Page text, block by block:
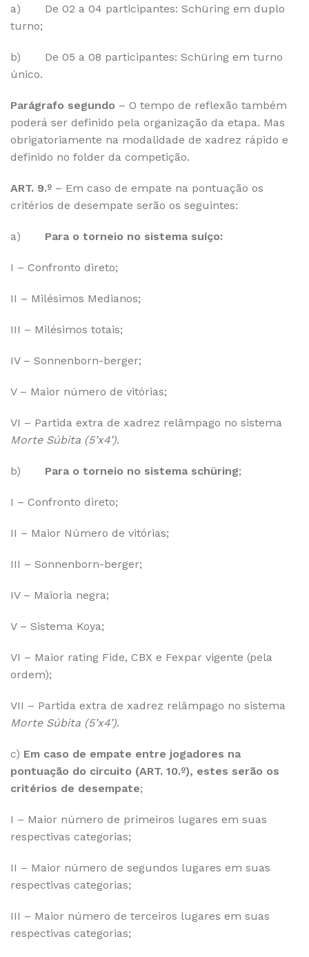
a) De 02 a 04 participantes: Schüring em duplo
turno;
b) De 05 a 08 participantes: Schüring em turno
único.
Parágrafo segundo – O tempo de reflexão também
poderá ser definido pela organização da etapa. Mas
obrigatoriamente na modalidade de xadrez rápido e
definido no folder da competição.
ART. 9.º – Em caso de empate na pontuação os
critérios de desempate serão os seguintes:
a) Para o torneio no sistema suíço:
I – Confronto direto;
II – Milésimos Medianos;
III – Milésimos totais;
IV – Sonnenborn-berger;
V – Maior número de vitórias;
VI – Partida extra de xadrez relâmpago no sistema
Morte Súbita (5’x4’).
b) Para o torneio no sistema schüring;
I – Confronto direto;
II – Maior Número de vitórias;
III – Sonnenborn-berger;
IV – Maioria negra;
V – Sistema Koya;
VI – Maior rating Fide, CBX e Fexpar vigente (pela
ordem);
VII – Partida extra de xadrez relâmpago no sistema
Morte Súbita (5’x4’).
c) Em caso de empate entre jogadores na
pontuação do circuito (ART. 10.º), estes serão os
critérios de desempate;
I – Maior número de primeiros lugares em suas
respectivas categorias;
II – Maior número de segundos lugares em suas
respectivas categorias;
III – Maior número de terceiros lugares em suas
respectivas categorias;